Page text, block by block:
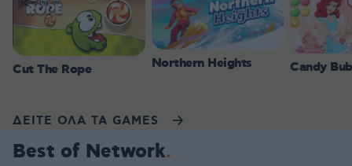
Cut The Rope Northern Heights Candy
ΔΕΙΤΕ ΟΛΑ ΤΑ GAMES
Best of Network